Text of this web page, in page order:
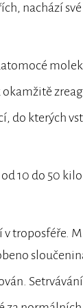
nachází
okamžitě
do kterých
10 do 50
v troposféře.